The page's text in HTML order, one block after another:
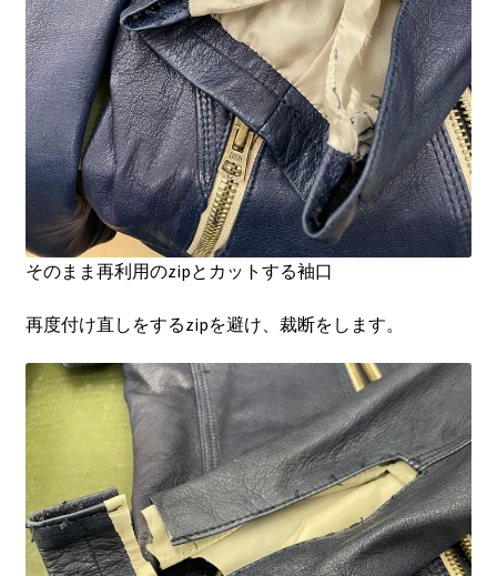
そのまま再利用のzipとカットする袖口
再度付け直しをするzipを避け、裁断をします。